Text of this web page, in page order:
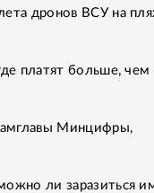
дронов ВСУ на
платят больше, чем
Минцифры,
ли заразиться